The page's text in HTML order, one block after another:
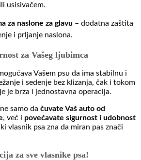
usisivačem.
za naslone za glavu – dodatna zaštita
i prljanje naslona.
za Vašeg ljubimca
Vašem psu da ima stabilnu i
i sedenje bez klizanja, čak i tokom
je brza i jednostavna operacija.
samo da čuvate Vaš auto od
, već i povećavate sigurnost i udobnost
vlasnik psa zna da miran pas znači
za sve vlasnike psa!